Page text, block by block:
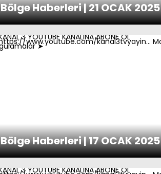
Bölge Haberleri | 21 OCAK 2025
Bölge Haberleri | 17 OCAK 2025